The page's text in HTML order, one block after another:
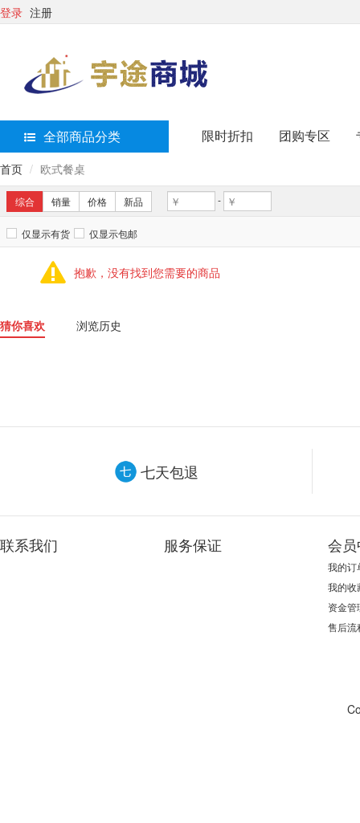
登录 注册
全部商品分类 限时折扣 团购专区
首页 欧式餐桌
综合 销量 价格 新品 -
仅显示有货 仅显示包邮
抱歉，没有找到您需要的商品
猜你喜欢 浏览历史
七天包退
联系我们 服务保证 会
我的订
我的收
资金管
售后流